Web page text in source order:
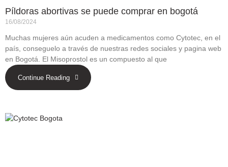
Píldoras abortivas se puede comprar en bogotá
16/08/2024
Muchas mujeres aún acuden a medicamentos como Cytotec, en el
país, conseguelo a través de nuestras redes sociales y pagina web
en Bogotá. El Misoprostol es un compuesto al que
Continue Reading